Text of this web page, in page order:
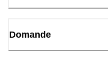
Domande